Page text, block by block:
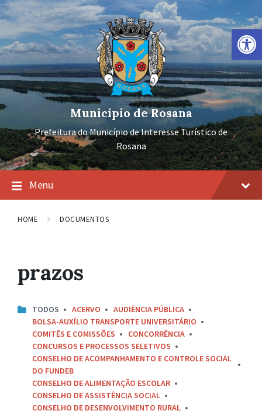
Barra de Ferramentas Aberta
Ir
para
conteúdo
Pular
para
navegação
principal
Pular
para
rodapé
Município de Rosana
Prefeitura do Município de Interesse Turístico de
Rosana
Menu
HOME DOCUMENTOS
prazos
TODOS ACERVO
AUDIÊNCIA PÚBLICA
BOLSA-AUXÍLIO TRANSPORTE UNIVERSITÁRIO
COMITÊS E COMISSÕES
CONCORRÊNCIA
CONCURSOS E PROCESSOS SELETIVOS
CONSELHO DE ACOMPANHAMENTO E CONTROLE SOCIAL
DO FUNDEB
CONSELHO DE ALIMENTAÇÃO ESCOLAR
CONSELHO DE ASSISTÊNCIA SOCIAL
CONSELHO DE DESENVOLVIMENTO RURAL